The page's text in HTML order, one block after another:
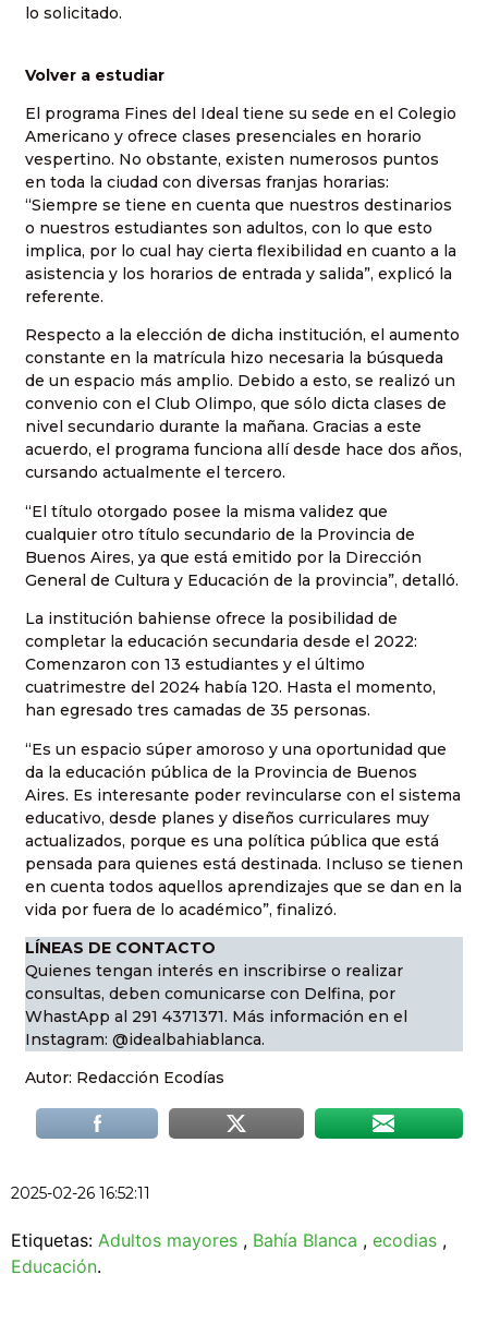
lo solicitado.
Volver a estudiar
El programa Fines del Ideal tiene su sede en el Colegio
Americano y ofrece clases presenciales en horario
vespertino. No obstante, existen numerosos puntos
en toda la ciudad con diversas franjas horarias:
“Siempre se tiene en cuenta que nuestros destinarios
o nuestros estudiantes son adultos, con lo que esto
implica, por lo cual hay cierta flexibilidad en cuanto a la
asistencia y los horarios de entrada y salida”, explicó la
referente.
Respecto a la elección de dicha institución, el aumento
constante en la matrícula hizo necesaria la búsqueda
de un espacio más amplio. Debido a esto, se realizó un
convenio con el Club Olimpo, que sólo dicta clases de
nivel secundario durante la mañana. Gracias a este
acuerdo, el programa funciona allí desde hace dos años,
cursando actualmente el tercero.
“El título otorgado posee la misma validez que
cualquier otro título secundario de la Provincia de
Buenos Aires, ya que está emitido por la Dirección
General de Cultura y Educación de la provincia”, detalló.
La institución bahiense ofrece la posibilidad de
completar la educación secundaria desde el 2022:
Comenzaron con 13 estudiantes y el último
cuatrimestre del 2024 había 120. Hasta el momento,
han egresado tres camadas de 35 personas.
“Es un espacio súper amoroso y una oportunidad que
da la educación pública de la Provincia de Buenos
Aires. Es interesante poder revincularse con el sistema
educativo, desde planes y diseños curriculares muy
actualizados, porque es una política pública que está
pensada para quienes está destinada. Incluso se tienen
en cuenta todos aquellos aprendizajes que se dan en la
vida por fuera de lo académico”, finalizó.
LÍNEAS DE CONTACTO
Quienes tengan interés en inscribirse o realizar
consultas, deben comunicarse con Delfina, por
WhastApp al 291 4371371. Más información en el
Instagram: @idealbahiablanca.
Autor: Redacción Ecodías
2025-02-26 16:52:11
Etiquetas: Adultos mayores , Bahía Blanca , ecodias ,
Educación.